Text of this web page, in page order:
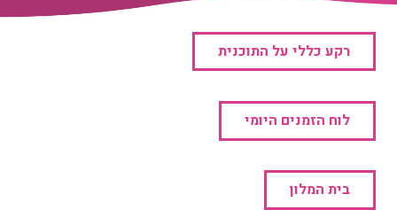
רקע כללי על התוכנית
לוח הזמנים היומי
בית המלון